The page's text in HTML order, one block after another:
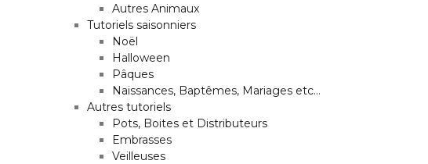
Autres Animaux
Tutoriels saisonniers
Noël
Halloween
Pâques
Naissances, Baptêmes, Mariages etc…
Autres tutoriels
Pots, Boites et Distributeurs
Embrasses
Veilleuses